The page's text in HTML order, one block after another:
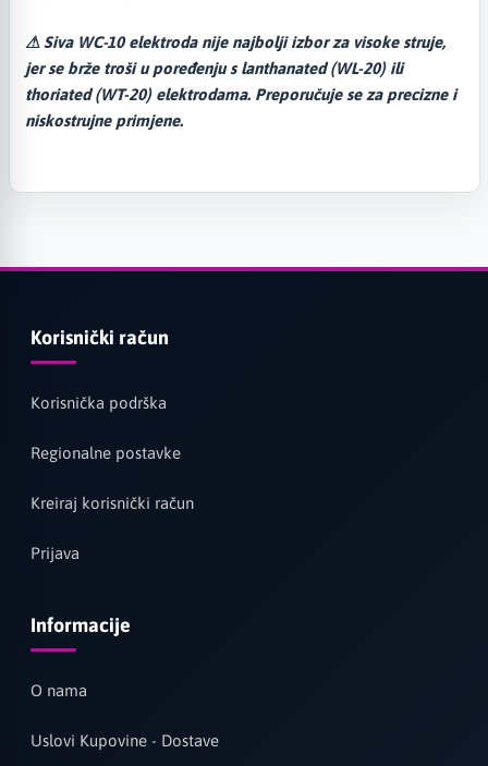
⚠ Siva WC-10 elektroda nije najbolji izbor za visoke struje,
jer se brže troši u poređenju s lanthanated (WL-20) ili
thoriated (WT-20) elektrodama. Preporučuje se za precizne i
niskostrujne primjene.
Korisnički račun
Korisnička podrška
Regionalne postavke
Kreiraj korisnički račun
Prijava
Informacije
O nama
Uslovi Kupovine - Dostave